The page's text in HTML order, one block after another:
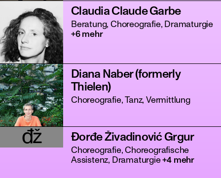
Claudia Claude Garbe
Beratung, Choreografie, Dramaturgie
+6 mehr
Diana Naber (formerly
Thielen)
Choreografie, Tanz, Vermittlung
đž Đorđe Živadinović Grgur
Choreografie, Choreografische
Assistenz, Dramaturgie+4 mehr